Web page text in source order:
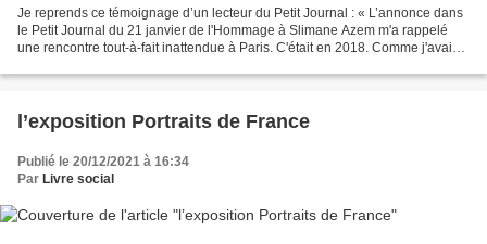
Je reprends ce témoignage d’un lecteur du Petit Journal : « L’annonce dans
le Petit Journal du 21 janvier de l'Hommage à Slimane Azem m'a rappelé
une rencontre tout-à-fait inattendue à Paris. C'était en 2018. Comme j'avais
l’exposition Portraits de France
Publié le 20/12/2021 à 16:34
Par Livre social